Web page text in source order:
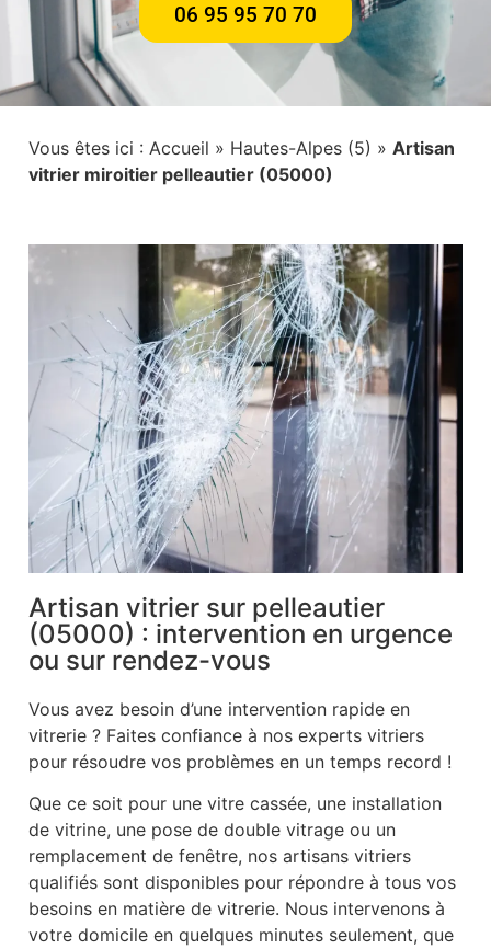
06 95 95 70 70
Vous êtes ici : Accueil » Hautes-Alpes (5) » Artisan
vitrier miroitier pelleautier (05000)
Artisan vitrier sur pelleautier
(05000) : intervention en urgence
ou sur rendez-vous
Vous avez besoin d’une intervention rapide en
vitrerie ? Faites confiance à nos experts vitriers
pour résoudre vos problèmes en un temps record !
Que ce soit pour une vitre cassée, une installation
de vitrine, une pose de double vitrage ou un
remplacement de fenêtre, nos artisans vitriers
qualifiés sont disponibles pour répondre à tous vos
besoins en matière de vitrerie. Nous intervenons à
votre domicile en quelques minutes seulement, que